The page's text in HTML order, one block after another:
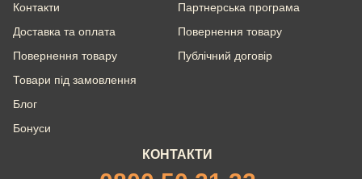
Контакти
Доставка та оплата
Повернення товару
Товари під замовлення
Блог
Бонуси
Партнерська програма
Повернення товару
Публічний договір
КОНТАКТИ